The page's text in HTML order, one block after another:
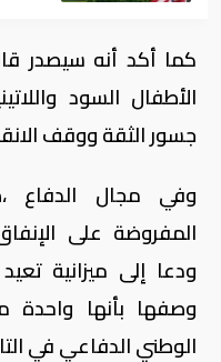
كما أكد أنه سيصدر
الأطفال السود
جسور الثقة ووقف
وفي مجال الدفاع
المفروضة على
ودعا إلى ميزانية
وصفها بأنها واحدة
الوطني الدفاعي في